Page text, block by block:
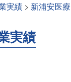
実績 > 新浦安医
実績